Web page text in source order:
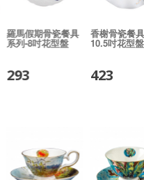
羅馬假期骨瓷餐具
系列-8吋花型盤
293
香榭骨瓷餐
10.5吋花型盤
423